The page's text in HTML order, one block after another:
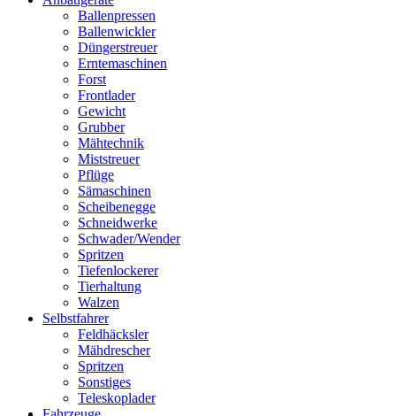
Ballenpressen
Ballenwickler
Düngerstreuer
Erntemaschinen
Forst
Frontlader
Gewicht
Grubber
Mähtechnik
Miststreuer
Pflüge
Sämaschinen
Scheibenegge
Schneidwerke
Schwader/Wender
Spritzen
Tiefenlockerer
Tierhaltung
Walzen
Selbstfahrer
Feldhäcksler
Mähdrescher
Spritzen
Sonstiges
Teleskoplader